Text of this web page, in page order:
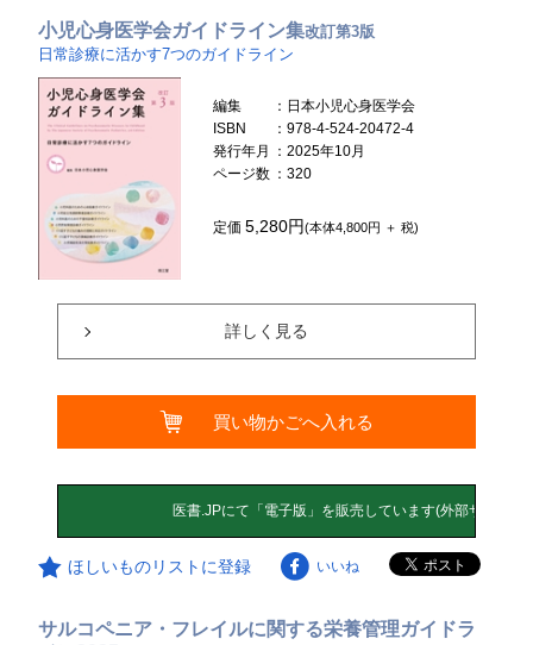
小児心身医学会ガイドライン集改訂第3版
日常診療に活かす7つのガイドライン
編集
：日本小児心身医学会
ISBN
：978-4-524-20472-4
発行年月
：2025年10月
ページ数 ：320
定価5,280円(本体4,800円 ＋ 税)
詳しく見る
買い物かごへ入れる
ほしいものリストに登録 いいね
サルコペニア・フレイルに関する栄養管理ガイドラ